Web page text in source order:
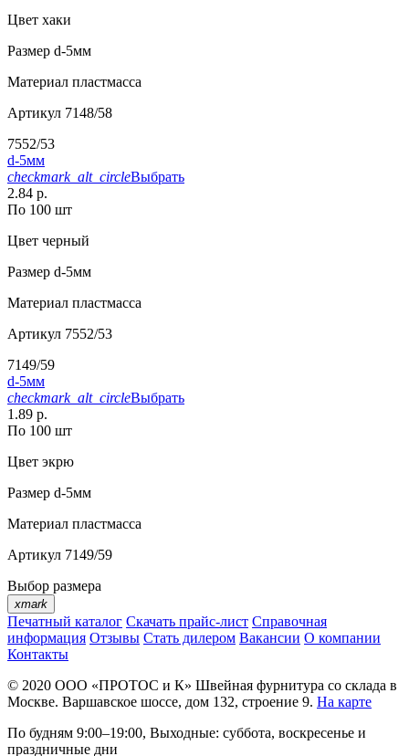
Цвет хаки
Размер d-5мм
Материал пластмасса
Артикул 7148/58
7552/53
d-5мм
checkmark_alt_circleВыбрать
2.84 р.
По 100 шт
Цвет черный
Размер d-5мм
Материал пластмасса
Артикул 7552/53
7149/59
d-5мм
checkmark_alt_circleВыбрать
1.89 р.
По 100 шт
Цвет экрю
Размер d-5мм
Материал пластмасса
Артикул 7149/59
Выбор размера
xmark
Печатный каталог Скачать прайс-лист Справочная
информация Отзывы Стать дилером Вакансии О компании
Контакты
© 2020 ООО «ПРОТОС и К» Швейная фурнитура со склада в
Москве. Варшавское шоссе, дом 132, строение 9. На карте
По будням 9:00–19:00, Выходные: суббота, воскресенье и
праздничные дни